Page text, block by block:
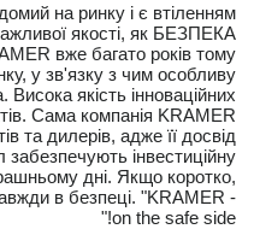
на ринку і є втіленням
якості, як БЕЗПЕКА.
вже багато років тому
у зв'язку з чим особливу
якість інноваційних
Сама компанія KRAMER
та дилерів, адже її досвід
забезпечують інвестиційну
дні. Якщо коротко,
в безпеці. "KRAMER -
on the safe side!"